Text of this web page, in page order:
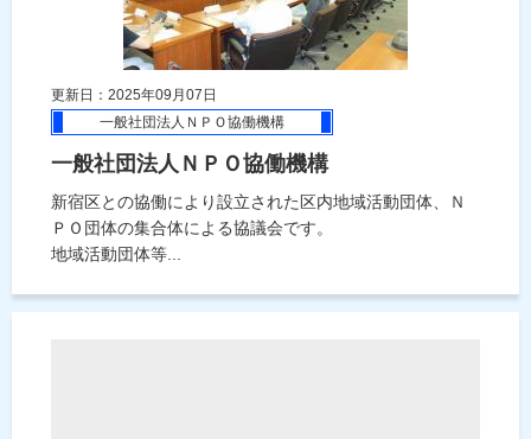
更新日：2025年09月07日
一般社団法人ＮＰＯ協働機構
一般社団法人ＮＰＯ協働機構
新宿区との協働により設立された区内地域活動団体、Ｎ
ＰＯ団体の集合体による協議会です。
地域活動団体等...